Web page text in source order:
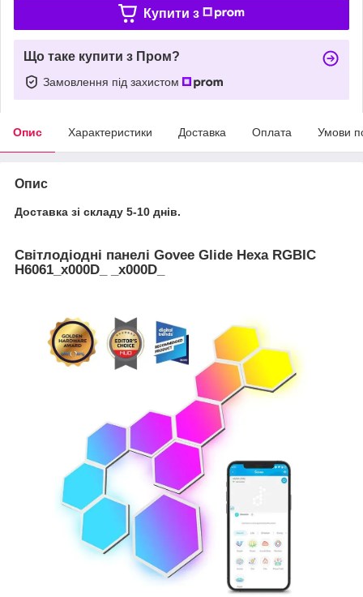
Купити з
Що таке купити з Пром?
Замовлення під захистом
Опис Характеристики Доставка Оплата Умови
Опис
Доставка зі складу 5-10 днів.
Світлодіодні панелі Govee Glide Hexa RGBIC
H6061_x000D_ _x000D_